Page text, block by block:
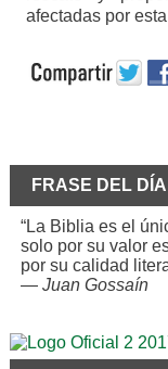
afectadas por
FRASE DEL DÍA
“La Biblia es el
solo por su valor
por su calidad
— Juan Gossaín